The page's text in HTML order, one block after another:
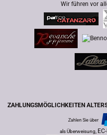
Wir führen vor
ZAHLUNGSMÖGLICHKEITEN
Zahlen Sie über
als Überweisung,